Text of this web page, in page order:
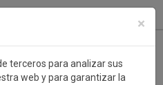
×
terceros para analizar sus
web y para garantizar la